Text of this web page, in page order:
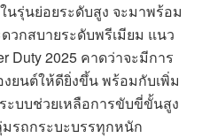
นรุ่นย่อยระดับสูง จะมาพร้อม
วกสบายระดับพรีเมียม แนว
Duty 2025 คาดว่าจะมีการ
ยนต์ให้ดียิ่งขึ้น พร้อมกับเพิ่ม
บบช่วยเหลือการขับขี่ขั้นสูง
รถกระบะบรรทุกหนัก